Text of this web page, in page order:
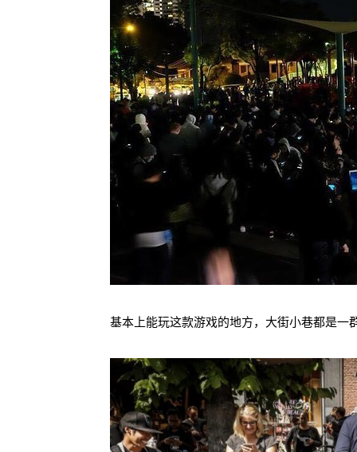
基本上能玩这款游戏的地方，大街小巷都是一